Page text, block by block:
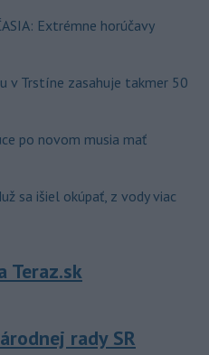
Extrémne horúčavy
v Trstíne zasahuje takmer 50
po novom musia mať
sa išiel okúpať, z vody viac
Teraz.sk
rady SR